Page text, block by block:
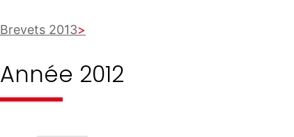
Brevets 2013
Année 2012